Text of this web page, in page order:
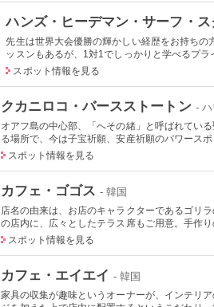
ハンズ・ヒーデマン・サーフ・ス
先生は世界大会優勝の輝かしい経歴をお持ち
ッスンもあるが、1対1でしっかりと学べるプラ
スポット情報を見る
クカニロコ・バースストートン - ハ
オアフ島の中心部、「へその緒」と呼ばれてい
る場所で、今は子宝祈願、安産祈願のパワース
スポット情報を見る
カフェ・ゴゴス - 韓国
店名の由来は、お店のキャラクターであるゴリ
の店内に、広々としたテラス席もご用意。手作
スポット情報を見る
カフェ・エイエイ - 韓国
家具の収集が趣味というオーナーが、インテリ